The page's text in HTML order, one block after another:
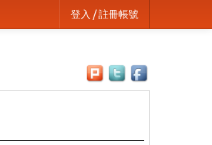
登入 / 註冊帳號